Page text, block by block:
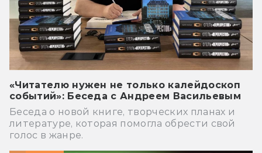
«Читателю нужен не только калейдоскоп
событий»: Беседа с Андреем Васильевым
Беседа о новой книге, творческих планах и
литературе, которая помогла обрести свой
голос в жанре.